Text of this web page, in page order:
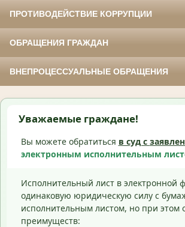
ПРОТИВОДЕЙСТВИЕ КОРРУПЦИИ
ОБРАЩЕНИЯ ГРАЖДАН
ВНЕПРОЦЕССУАЛЬНЫЕ ОБРАЩЕНИЯ
Уважаемые граждане!
Вы можете обратиться в суд с
электронным исполнительным
Исполнительный лист в электронной
одинаковую юридическую силу с
исполнительным листом, но при этом
преимуществ: